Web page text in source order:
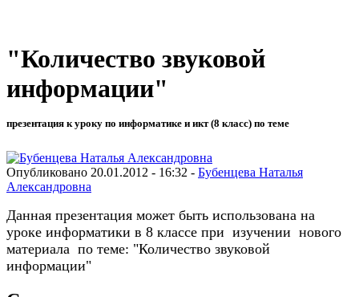
"Количество звуковой
информации"
презентация к уроку по информатике и икт (8 класс) по теме
Опубликовано 20.01.2012 - 16:32 - Бубенцева Наталья
Александровна
Данная презентация может быть использована на
уроке информатики в 8 классе при изучении нового
материала по теме: "Количество звуковой
информации"